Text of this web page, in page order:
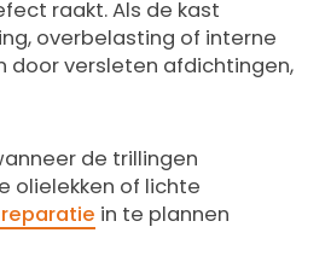
raakt. Als de kast
overbelasting of interne
door versleten afdichtingen,
de trillingen
olielekken of lichte
in te plannen